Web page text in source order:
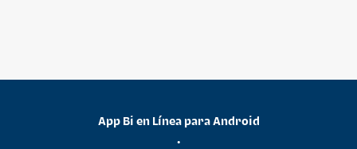
App Bi en Línea para Android
•